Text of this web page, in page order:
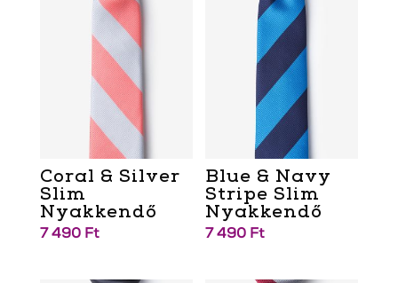
Coral & Silver
Slim
Nyakkendő
7 490 Ft
Blue & Navy
Stripe Slim
Nyakkendő
7 490 Ft